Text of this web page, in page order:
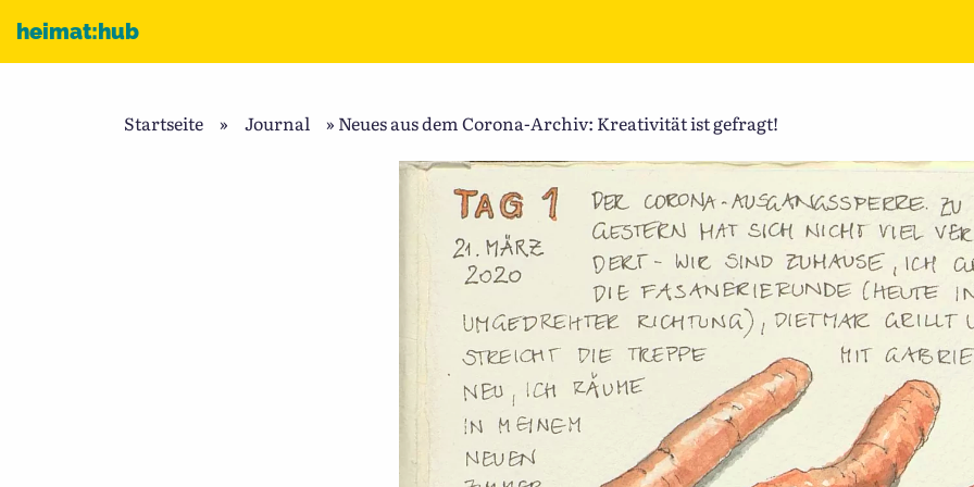
heimat:hub
Startseite » Journal » Neues aus dem Corona-Archiv: Kreativität ist gefragt!